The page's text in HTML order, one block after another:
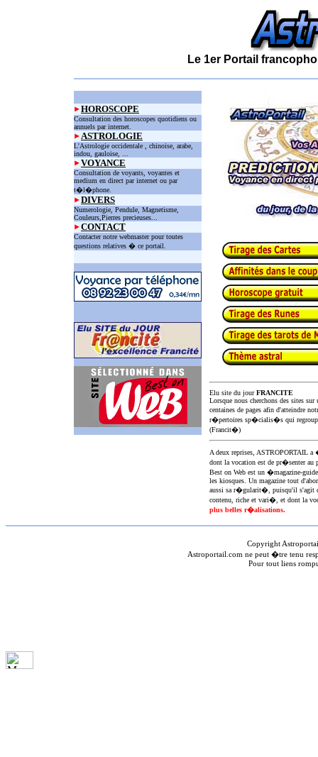
Le 1er Portail
HOROSCOPE
Consultation des horoscopes quotidiens ou
annuels par internet.
ASTROLOGIE
L'Astrologie occidentale , chinoise, arabe,
indou, gauloise, ...
VOYANCE
Consultation de voyants, voyantes et
medium en direct par internet ou par
t�l�phone.
DIVERS
Numerologie, Pendule, Magnetisme,
Couleurs,Pierres precieuses...
CONTACT
Contacter notre webmaster pour toutes
questions relatives � ce portail.
Elu site du jourFRANCITE
Lorsque nous cherchons des sites
centaines de pages afin d'atteindre
r�pertoires sp�cialis�s qui
(Francit�)
A deux reprises,
dont la vocation est de pr�senter au
Best on Web est un �magazine-
les kiosques. Un magazine tout
aussi sa r�gularit�, puisqu'il s'agit
contenu, riche et vari�, et dont la
plus belles r�alisations.
Copyright
Astroportail.com ne peut �tre tenu
Pour tout liens